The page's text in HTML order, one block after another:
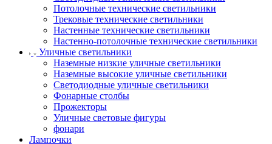
Потолочные технические светильники
Трековые технические светильники
Настенные технические светильники
Настенно-потолочные технические светильники
Уличные светильники
Наземные низкие уличные светильники
Наземные высокие уличные светильники
Светодиодные уличные светильники
Фонарные столбы
Прожекторы
Уличные световые фигуры
фонари
Лампочки